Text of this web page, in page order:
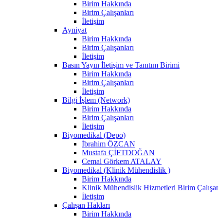
Birim Hakkında
Birim Çalışanları
İletişim
Ayniyat
Birim Hakkında
Birim Çalışanları
İletişim
Basın Yayın İletişim ve Tanıtım Birimi
Birim Hakkında
Birim Çalışanları
İletişim
Bilgi İşlem (Network)
Birim Hakkında
Birim Çalışanları
İletişim
Biyomedikal (Depo)
İbrahim ÖZCAN
Mustafa ÇİFTDOĞAN
Cemal Görkem ATALAY
Biyomedikal (Klinik Mühendislik )
Birim Hakkında
Klinik Mühendislik Hizmetleri Birim
İletişim
Çalışan Hakları
Birim Hakkında